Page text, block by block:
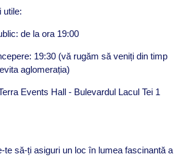
utile:
de la ora 19:00
19:30 (vă rugăm să veniți din timp
aglomerația)
Events Hall - Bulevardul Lacul Tei 1
te să-ți asiguri un loc în lumea fascinantă a